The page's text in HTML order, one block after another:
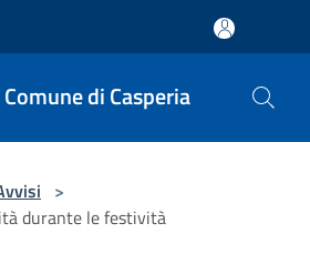
Comune di Casperia
>
durante le festività